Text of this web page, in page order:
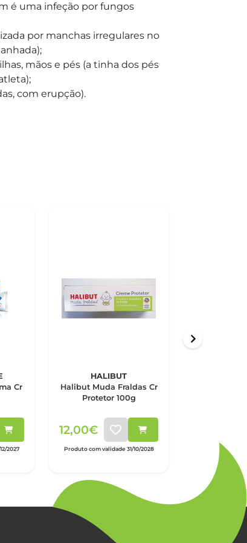
é uma infeção por fungos
por manchas irregulares no
mãos e pés (a tinha dos pés
com erupção).
Cr
2027
HALIBUT
Halibut Muda Fraldas Cr
Protetor 100g
12,00€
Produto com validade 31/10/2028 Produto com